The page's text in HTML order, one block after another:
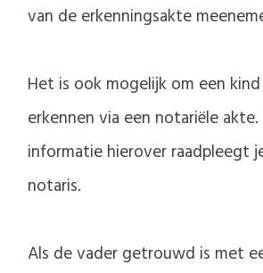
van de erkenningsakte
Het is ook mogelijk om een
erkennen via een notariële
informatie hierover raadpleegt
notaris.
Als de vader getrouwd is met